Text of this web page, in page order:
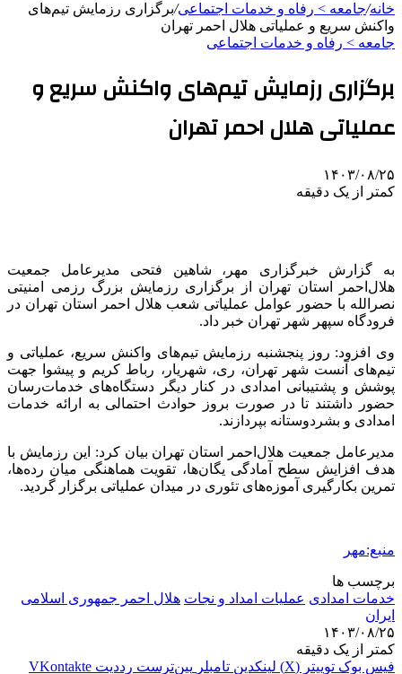
خانه/جامعه > رفاه و خدمات اجتماعی/برگزاری رزمایش تیم‌های
واکنش سریع و عملیاتی هلال احمر تهران
جامعه > رفاه و خدمات اجتماعی
برگزاری رزمایش تیم‌های واکنش سریع و
عملیاتی هلال احمر تهران
۱۴۰۳/۰۸/۲۵
کمتر از یک دقیقه
به گزارش خبرگزاری مهر، شاهین فتحی مدیرعامل جمعیت
هلال‌احمر استان تهران از برگزاری رزمایش بزرگ رزمی امنیتی
نصرالله با حضور عوامل عملیاتی شعب هلال احمر استان تهران در
فرودگاه سپهر شهر تهران خبر داد.
وی افزود: روز پنجشنبه رزمایش تیم‌های واکنش سریع، عملیاتی و
تیم‌های آنست شهر تهران، ری، شهریار، رباط کریم و پیشوا جهت
پوشش و پشتیبانی امدادی در کنار دیگر دستگاه‌های خدمات‌رسان
حضور داشتند تا در صورت بروز حوادث احتمالی به ارائه خدمات
امدادی و بشردوستانه بپردازند.
مدیرعامل جمعیت هلال‌احمر استان تهران بیان کرد: این رزمایش با
هدف افزایش سطح آمادگی یگان‌ها، تقویت هماهنگی میان رده‌ها،
تمرین بکارگیری آموزه‌های تئوری در میدان عملیاتی برگزار گردید.
منبع:مهر
برچسب ها
خدمات امدادی عملیات امداد و نجات هلال احمر جمهوری اسلامی
ایران
۱۴۰۳/۰۸/۲۵
کمتر از یک دقیقه
فیس بوک توییتر (X) لینکدین ‫تامبلر ‫پین‌ترست ‫رددیت ‫VKontakte